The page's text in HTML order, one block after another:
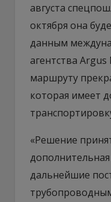
августа
октября она
данным
агентства
маршруту
которая имеет
«Решение
дальнейшие